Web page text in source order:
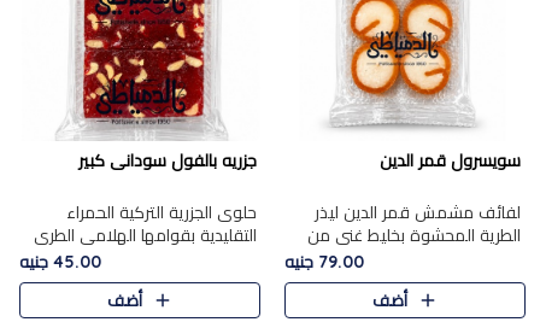
سويسرول قمر الدين
لفائف مشمش قمر الدين ليذر
الطرية المحشوة بخليط غني من
جوز الهند الأبيض والمكسرات
الفاخرة، يقدم المذاق الحلو
الطبيعي لقمر الدين و تجمع بين
79.00 جنيه
أضف
جزريه بالفول سودانى كبير
حلوى الجزرية التركية الحمراء
التقليدية بقوامها الهلامي الطري
ولونها الأحمر المميز، محشوة
بسخاء بالفول السوداني المحمص
لتمنحك توازنًا رائعًا ..
45.00 جنيه
أضف